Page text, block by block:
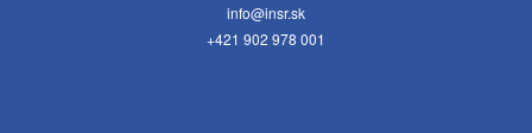
info@insr.sk
+421 902 978 001